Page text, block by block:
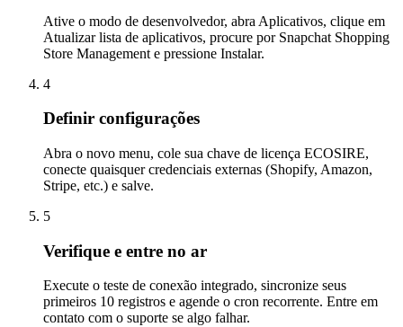
Ative o modo de desenvolvedor, abra Aplicativos, clique em
Atualizar lista de aplicativos, procure por Snapchat Shopping
Store Management e pressione Instalar.
4
Definir configurações
Abra o novo menu, cole sua chave de licença ECOSIRE,
conecte quaisquer credenciais externas (Shopify, Amazon,
Stripe, etc.) e salve.
5
Verifique e entre no ar
Execute o teste de conexão integrado, sincronize seus
primeiros 10 registros e agende o cron recorrente. Entre em
contato com o suporte se algo falhar.